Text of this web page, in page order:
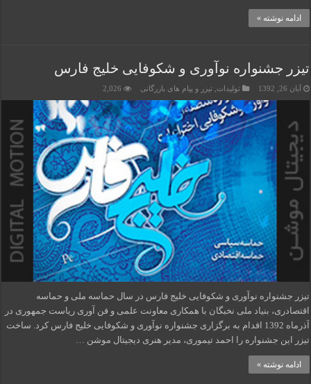
ادامه نوشته »
تیزر جشنواره نوآوری و شکوفایی خلیج فارس
آبان 26, 1392 تولیدات ,تیزر و پیام های بازرگانی 2,026
تیزر جشنواره نوآوری و شکوفایی خلیج فارس در سال حماسه ملی و حماسه
اقتصادری، بنیاد ملی نخبگان با همکاری معاونت علمی و فن آوری ریاست جمهوری در
آذرماه 1392 اقدام به برگزاری جشنواره نوآوری و شکوفایی خلیج فارس کرد. ساخت
تیزر این جشنواره را احمد تیموری، مدیر هنری دیجیتال موشن …
ادامه نوشته »